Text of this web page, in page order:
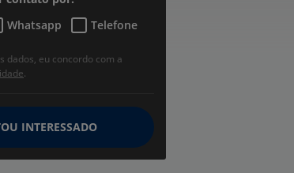
Whatsapp Telefone
dados, eu concordo com a
.
INTERESSADO